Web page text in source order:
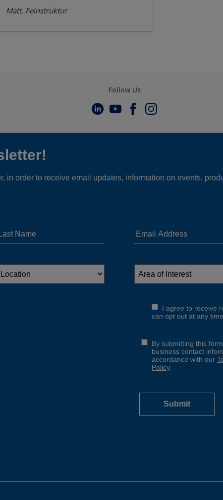
Matt, Feinstruktur
Follow Us